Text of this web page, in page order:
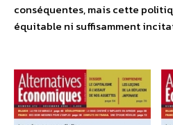
conséquentes, mais cette
équitable ni suffisamment